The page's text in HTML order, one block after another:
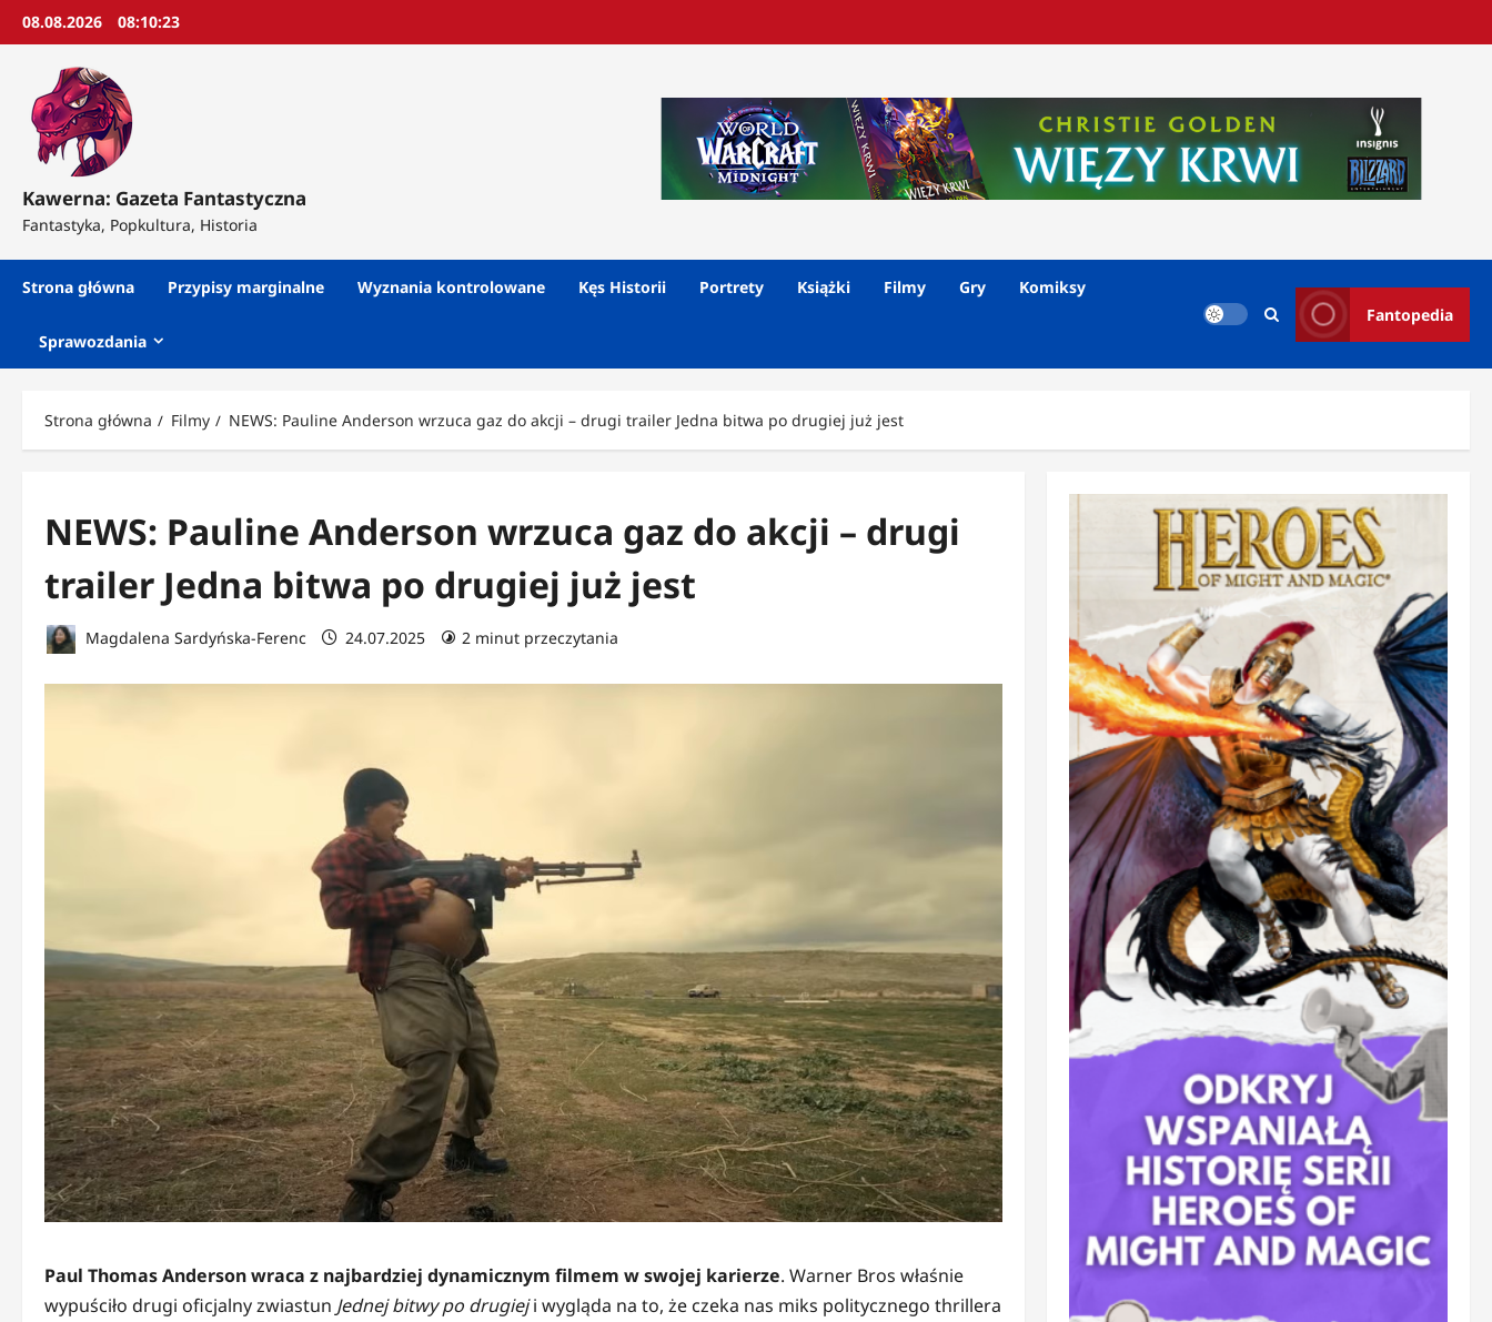
Przejdź
08.08.2026 08:10:26
Kawerna: Gazeta Fantastyczna
Fantastyka, Popkultura, Historia
Strona główna Przypisy marginalne Wyznania kontrolowane Kęs Historii Portrety Książki Filmy Gry Komiksy
Sprawozdania
Fantopedia
Strona główna Filmy NEWS: Pauline Anderson wrzuca gaz do akcji – drugi trailer Jedna bitwa po drugiej już jest
NEWS: Pauline Anderson wrzuca gaz do akcji – drugi
trailer Jedna bitwa po drugiej już jest
Magdalena Sardyńska-Ferenc 24.07.2025 2 minut przeczytania
Paul Thomas Anderson wraca z najbardziej dynamicznym filmem w swojej karierze. Warner Bros właśnie
wypuściło drugi oficjalny zwiastun Jednej bitwy po drugieji wygląda na to, że czeka nas miks politycznego thrillera